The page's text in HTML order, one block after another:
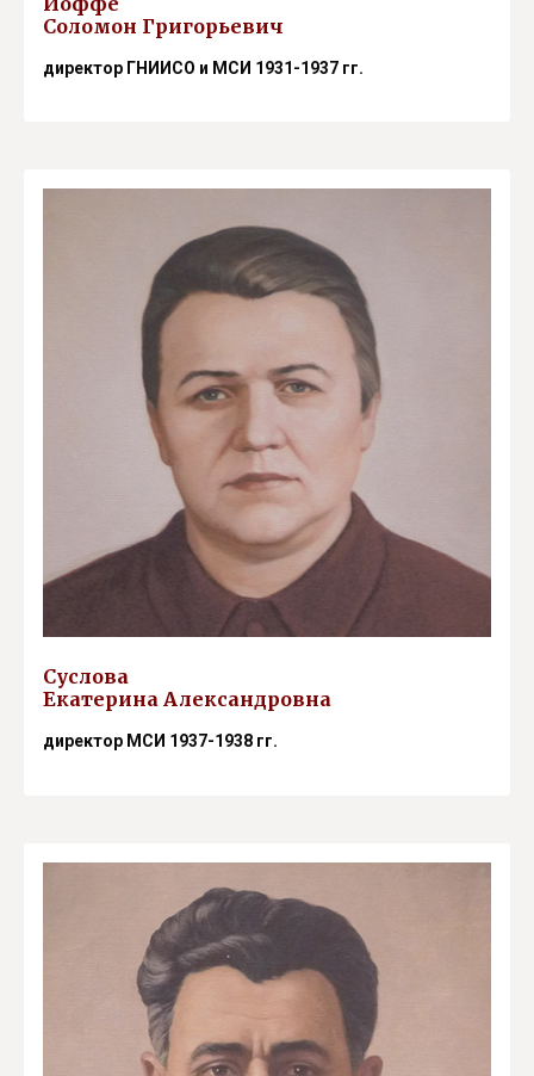
Соломон Григорьевич
директор ГНИИСО и МСИ 1931-1937 гг.
Суслова
Екатерина Александровна
директор МСИ 1937-1938 гг.